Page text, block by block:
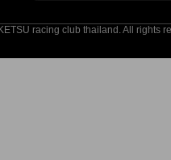
racing club thailand. All rights